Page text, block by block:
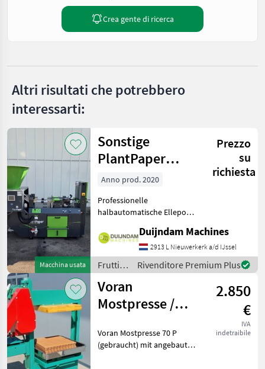
Crea gente di ricerca
Altri risultati che potrebbero
interessarti:
Macchina usata
Sonstige
PlantPaper
Semi-Automatic
Prezzo
su
richiesta
Anno prod. 2020
Professionelle
halbautomatische Ellepot
Papiertopfmaschine mit 4
Produktionslinien, Baujahr
2020.Die Maschine befindet
sich in gutem Zustand und
wurde nur
Duijndam Machines
2913 L Nieuwerkerk a/d IJssel
Frutticoltura
/
Sonstige
Rivenditore Premium Plus
Voran
Mostpresse /
2.850
€
IVA
indetraibile
Voran Mostpresse 70 P
(gebraucht) mit angebauter